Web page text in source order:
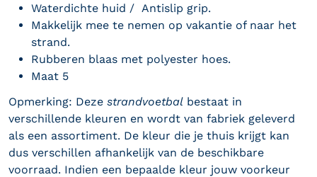
Waterdichte huid / Antislip grip.
Makkelijk mee te nemen op vakantie of naar het
strand.
Rubberen blaas met polyester hoes.
Maat 5
Opmerking: Deze strandvoetbal bestaat in
verschillende kleuren en wordt van fabriek geleverd
als een assortiment. De kleur die je thuis krijgt kan
dus verschillen afhankelijk van de beschikbare
voorraad. Indien een bepaalde kleur jouw voorkeur